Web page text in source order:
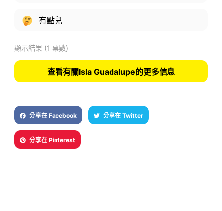
有點兒
顯示結果(1 票數)
查看有關Isla Guadalupe的更多信息
分享在 Facebook 分享在 Twitter
分享在 Pinterest